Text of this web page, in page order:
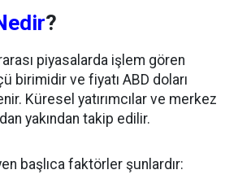
?
piyasalarda işlem gören
birimidir ve fiyatı ABD doları
Küresel yatırımcılar ve merkez
yakından takip edilir.
başlıca faktörler şunlardır: